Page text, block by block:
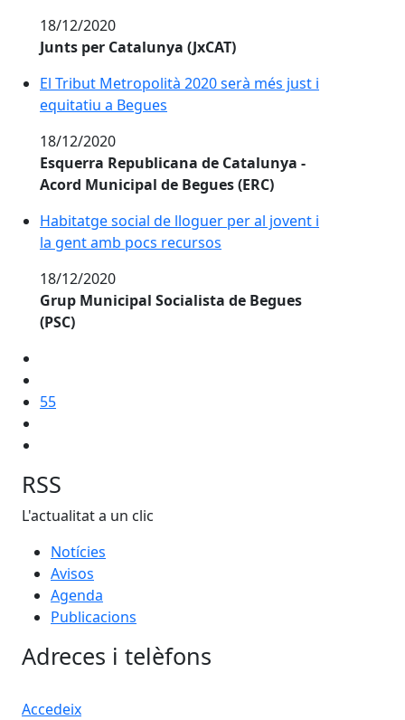
18/12/2020
Junts per Catalunya (JxCAT)
El Tribut Metropolità 2020 serà més just i
equitatiu a Begues
18/12/2020
Esquerra Republicana de Catalunya -
Acord Municipal de Begues (ERC)
Habitatge social de lloguer per al jovent i
la gent amb pocs recursos
18/12/2020
Grup Municipal Socialista de Begues
(PSC)
55
RSS
L'actualitat a un clic
Notícies
Avisos
Agenda
Publicacions
Adreces i telèfons
Accedeix